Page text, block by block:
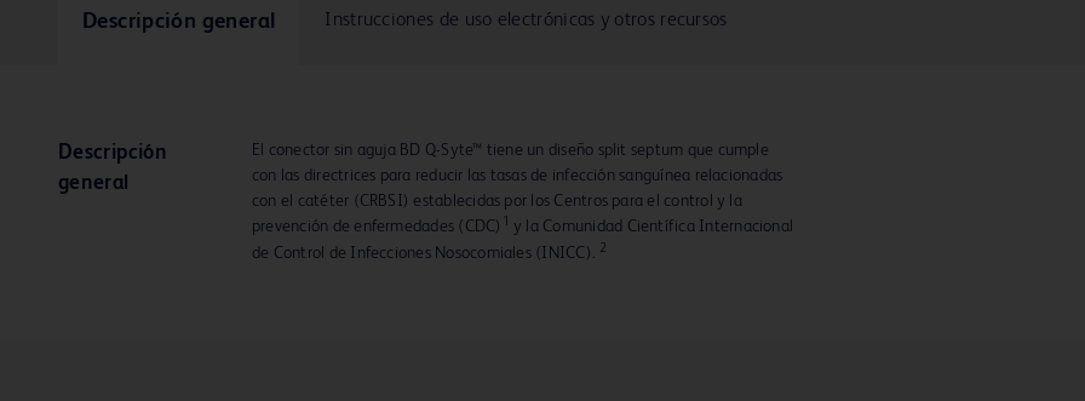
Descripción general Instrucciones de uso electrónicas y otros recursos
Descripción
general
El conector sin aguja BD Q-Syte™ tiene un diseño split septum que cumple
con las directrices para reducir las tasas de infección sanguínea relacionadas
con el catéter (CRBSI) establecidas por los Centros para el control y la
prevención de enfermedades (CDC) 1
y la Comunidad Científica Internacional
de Control de Infecciones Nosocomiales (INICC). 2